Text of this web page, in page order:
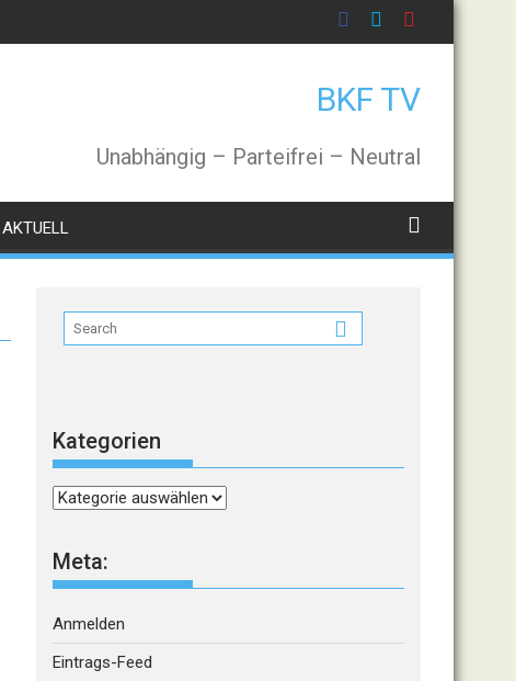
BKF TV
Unabhängig – Parteifrei – Neutral
Kategorien
Kategorien
Meta:
Anmelden
Eintrags-Feed